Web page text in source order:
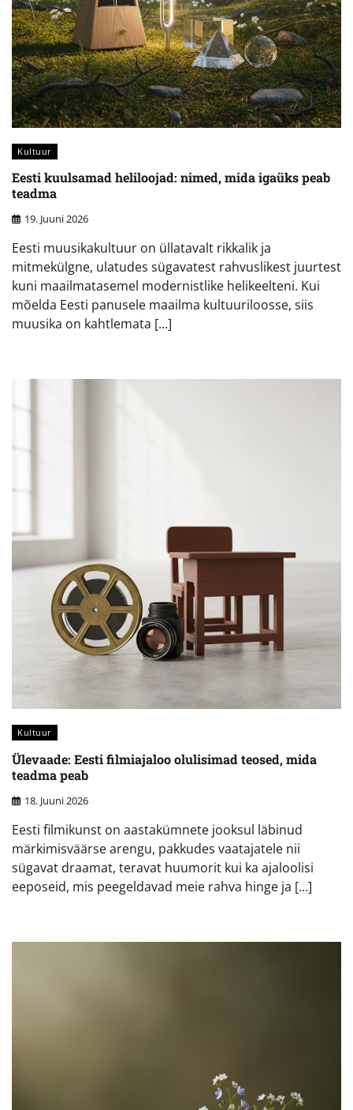
Kultuur
Eesti kuulsamad heliloojad: nimed, mida igaüks peab
teadma
19. Juuni 2026
Eesti muusikakultuur on üllatavalt rikkalik ja
mitmekülgne, ulatudes sügavatest rahvuslikest juurtest
kuni maailmatasemel modernistlike helikeelteni. Kui
mõelda Eesti panusele maailma kultuuriloosse, siis
muusika on kahtlemata […]
Kultuur
Ülevaade: Eesti filmiajaloo olulisimad teosed, mida
teadma peab
18. Juuni 2026
Eesti filmikunst on aastakümnete jooksul läbinud
märkimisväärse arengu, pakkudes vaatajatele nii
sügavat draamat, teravat huumorit kui ka ajaloolisi
eeposeid, mis peegeldavad meie rahva hinge ja […]